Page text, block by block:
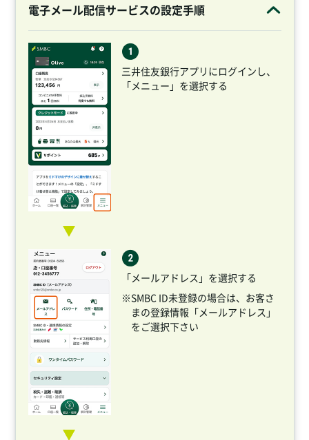
電子メール配信サービスの設定手順
三井住友銀行アプリにログインし、
「メニュー」を選択する
「メールアドレス」を選択する
※SMBC ID未登録の場合は、お客さ
まの登録情報「メールアドレス」
をご選択下さい